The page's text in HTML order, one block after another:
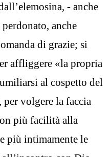
- anche
anche
di grazie; si
affliggere «la propria
al cospetto del
volgere la faccia
più facilità alla
più intimamente le